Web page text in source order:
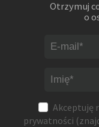
Otrzymuj
o
Akceptuję
prywatności